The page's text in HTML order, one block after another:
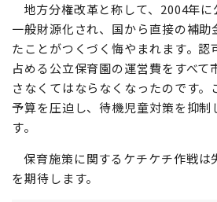
地方分権改革と称して、2004年
一般財源化され、国から直接の補助
たことがつくづく悔やまれます。認
占める公立保育園の運営費をすべて
さなくてはならなくなったのです。
予算を圧迫し、待機児童対策を抑制
す。
保育施策に関するケチケチ作戦は
を期待します。